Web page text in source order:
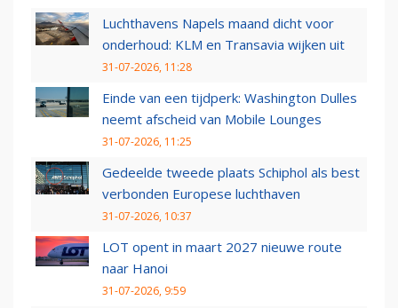
Luchthavens Napels maand dicht voor
onderhoud: KLM en Transavia wijken uit
31-07-2026, 11:28
Einde van een tijdperk: Washington Dulles
neemt afscheid van Mobile Lounges
31-07-2026, 11:25
Gedeelde tweede plaats Schiphol als best
verbonden Europese luchthaven
31-07-2026, 10:37
LOT opent in maart 2027 nieuwe route
naar Hanoi
31-07-2026, 9:59